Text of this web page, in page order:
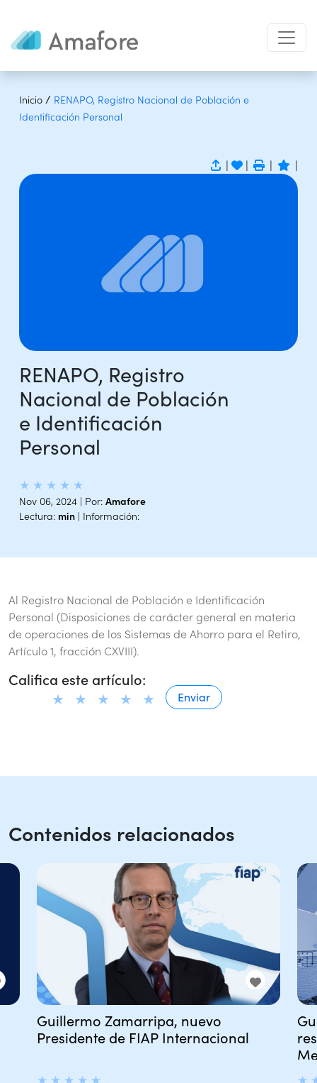
Inicio / RENAPO, Registro Nacional de Población e
Identificación Personal
| | | |
RENAPO, Registro
Nacional de Población
e Identificación
Personal
★ ★ ★ ★ ★
Nov 06, 2024 | Por: Amafore
Lectura: min | Información:
Al Registro Nacional de Población e Identificación
Personal (Disposiciones de carácter general en materia
de operaciones de los Sistemas de Ahorro para el Retiro,
Artículo 1, fracción CXVIII).
Califica este artículo:
Contenidos relacionados
Guillermo Zamarripa, nuevo
Presidente de FIAP Internacional
★ ★ ★ ★ ★ ★